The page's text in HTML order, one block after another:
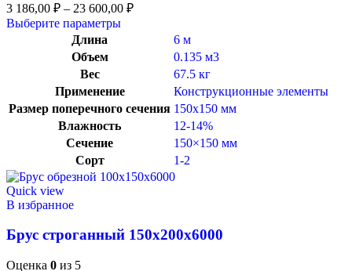
3 186,00 ₽ – 23 600,00 ₽
Выберите параметры
Длина
6 м
Объем
0.135 м3
Вес
67.5 кг
Применение
Конструкционные элементы
Размер поперечного сечения 150х150 мм
Влажность
12-14%
Сечение
150×150 мм
Сорт
1-2
Quick view
В избранное
Брус строганный 150x200x6000
Оценка 0 из 5